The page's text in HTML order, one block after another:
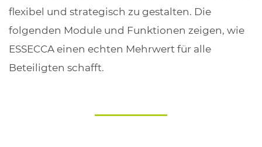
flexibel und strategisch zu gestalten. Die
folgenden Module und Funktionen zeigen, wie
ESSECCA einen echten Mehrwert für alle
Beteiligten schafft.